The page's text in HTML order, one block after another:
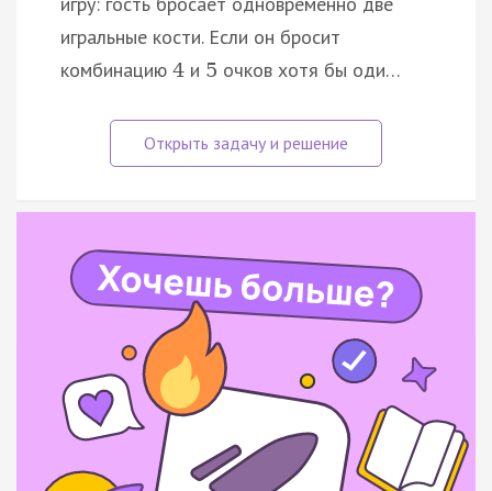
игральные кости. Если он бросит
комбинацию 4 и 5 очков хотя бы оди…